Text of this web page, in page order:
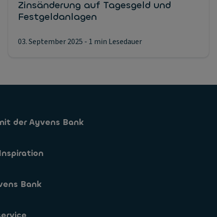
Zinsänderung auf Tagesgeld und
Festgeldanlagen
03. September 2025 - 1 min Lesedauer
der Ayvens Bank
Bank